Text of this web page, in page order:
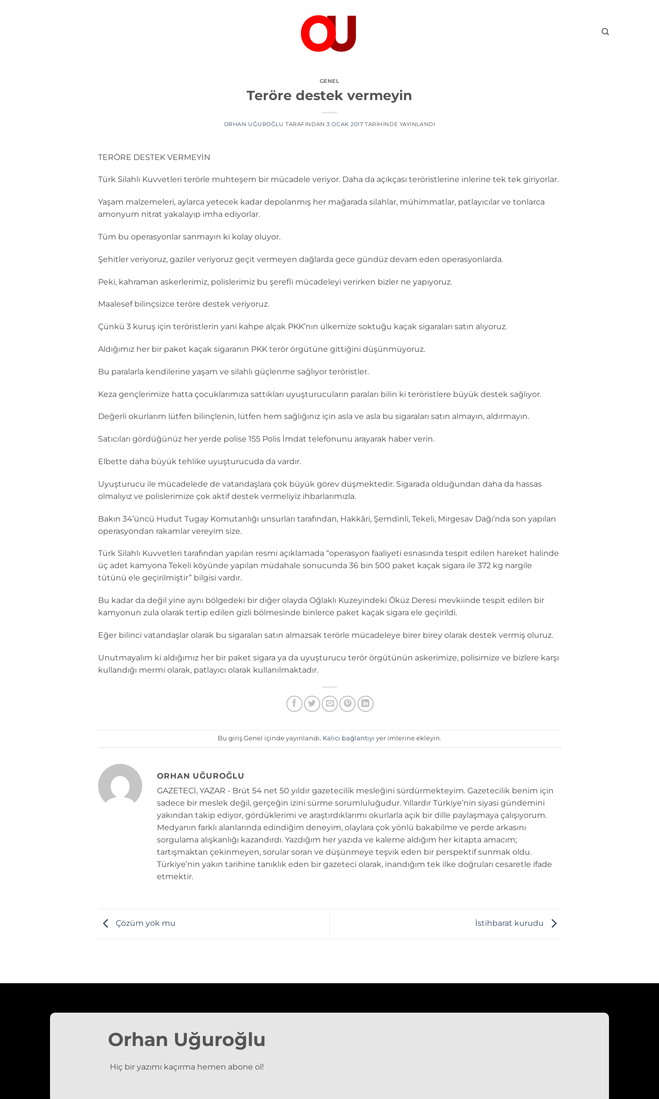
GENEL
Teröre destek vermeyin
ORHAN UĞUROĞLU TARAFINDAN 3 OCAK 2017 TARIHINDE YAYINLANDI
TERÖRE DESTEK VERMEYİN
Türk Silahlı Kuvvetleri terörle muhteşem bir mücadele veriyor. Daha da açıkçası teröristlerine inlerine tek tek giriyorlar.
Yaşam malzemeleri, aylarca yetecek kadar depolanmış her mağarada silahlar, mühimmatlar, patlayıcılar ve tonlarca
amonyum nitrat yakalayıp imha ediyorlar.
Tüm bu operasyonlar sanmayın ki kolay oluyor.
Şehitler veriyoruz, gaziler veriyoruz geçit vermeyen dağlarda gece gündüz devam eden operasyonlarda.
Peki, kahraman askerlerimiz, polislerimiz bu şerefli mücadeleyi verirken bizler ne yapıyoruz.
Maalesef bilinçsizce teröre destek veriyoruz.
Çünkü 3 kuruş için teröristlerin yani kahpe alçak PKK’nın ülkemize soktuğu kaçak sigaraları satın alıyoruz.
Aldığımız her bir paket kaçak sigaranın PKK terör örgütüne gittiğini düşünmüyoruz.
Bu paralarla kendilerine yaşam ve silahlı güçlenme sağlıyor teröristler.
Keza gençlerimize hatta çocuklarımıza sattıkları uyuşturucuların paraları bilin ki teröristlere büyük destek sağlıyor.
Değerli okurlarım lütfen bilinçlenin, lütfen hem sağlığınız için asla ve asla bu sigaraları satın almayın, aldırmayın.
Satıcıları gördüğünüz her yerde polise 155 Polis İmdat telefonunu arayarak haber verin.
Elbette daha büyük tehlike uyuşturucuda da vardır.
Uyuşturucu ile mücadelede de vatandaşlara çok büyük görev düşmektedir. Sigarada olduğundan daha da hassas
olmalıyız ve polislerimize çok aktif destek vermeliyiz ihbarlarımızla.
Bakın 34’üncü Hudut Tugay Komutanlığı unsurları tarafından, Hakkâri, Şemdinli, Tekeli, Mirgesav Dağı’nda son yapılan
operasyondan rakamlar vereyim size.
Türk Silahlı Kuvvetleri tarafından yapılan resmi açıklamada “operasyon faaliyeti esnasında tespit edilen hareket halinde
üç adet kamyona Tekeli köyünde yapılan müdahale sonucunda 36 bin 500 paket kaçak sigara ile 372 kg nargile
tütünü ele geçirilmiştir” bilgisi vardır.
Bu kadar da değil yine aynı bölgedeki bir diğer olayda Oğlaklı Kuzeyindeki Öküz Deresi mevkiinde tespit edilen bir
kamyonun zula olarak tertip edilen gizli bölmesinde binlerce paket kaçak sigara ele geçirildi.
Eğer bilinci vatandaşlar olarak bu sigaraları satın almazsak terörle mücadeleye birer birey olarak destek vermiş oluruz.
Unutmayalım ki aldığımız her bir paket sigara ya da uyuşturucu terör örgütünün askerimize, polisimize ve bizlere karşı
kullandığı mermi olarak, patlayıcı olarak kullanılmaktadır.
Bu giriş Genel içinde yayınlandı. Kalıcı bağlantıyı yer imlerine ekleyin.
ORHAN UĞUROĞLU
GAZETECİ, YAZAR - Brüt 54 net 50 yıldır gazetecilik mesleğini sürdürmekteyim. Gazetecilik benim için
sadece bir meslek değil, gerçeğin izini sürme sorumluluğudur. Yıllardır Türkiye’nin siyasi gündemini
yakından takip ediyor, gördüklerimi ve araştırdıklarımı okurlarla açık bir dille paylaşmaya çalışıyorum.
Medyanın farklı alanlarında edindiğim deneyim, olaylara çok yönlü bakabilme ve perde arkasını
sorgulama alışkanlığı kazandırdı. Yazdığım her yazıda ve kaleme aldığım her kitapta amacım;
tartışmaktan çekinmeyen, sorular soran ve düşünmeye teşvik eden bir perspektif sunmak oldu.
Türkiye’nin yakın tarihine tanıklık eden bir gazeteci olarak, inandığım tek ilke doğruları cesaretle ifade
etmektir.
Çözüm yok mu İstihbarat kurudu
Orhan Uğuroğlu
Hiç bir yazımı kaçırma hemen abone ol!